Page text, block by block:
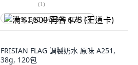
(1)
满 $1,500 再省 $75 (王道卡)
FRISIAN FLAG 調製奶水 原味 A251,
38g, 120包